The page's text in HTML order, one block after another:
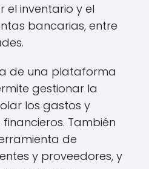
el inventario y el
bancarias, entre
de una plataforma
gestionar la
los gastos y
También
de
y proveedores, y